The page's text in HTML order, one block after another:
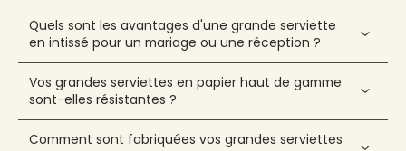
Quels sont les avantages d'une grande serviette
en intissé pour un mariage ou une réception ?
Vos grandes serviettes en papier haut de gamme
sont-elles résistantes ?
Comment sont fabriquées vos grandes serviettes